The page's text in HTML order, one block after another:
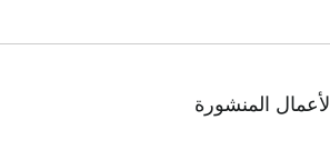
الأعمال المنشورة